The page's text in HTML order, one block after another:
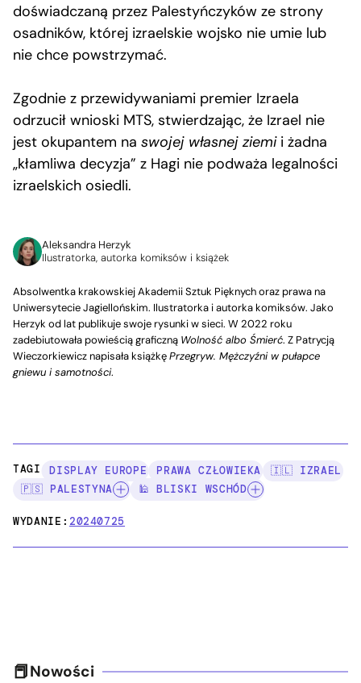
doświadczaną przez Palestyńczyków ze strony
osadników, której izraelskie wojsko nie umie lub
nie chce powstrzymać.
Zgodnie z przewidywaniami premier Izraela
odrzucił wnioski MTS, stwierdzając, że Izrael nie
jest okupantem na swojej własnej ziemii żadna
„kłamliwa decyzja” z Hagi nie podważa legalności
izraelskich osiedli.
Aleksandra Herzyk
Ilustratorka, autorka komiksów i książek
Absolwentka krakowskiej Akademii Sztuk Pięknych oraz prawa na
Uniwersytecie Jagiellońskim. Ilustratorka i autorka komiksów. Jako
Herzyk od lat publikuje swoje rysunki w sieci. W 2022 roku
zadebiutowała powieścią graficzną Wolność albo Śmierć. Z Patrycją
Wieczorkiewicz napisała książkęPrzegryw. Mężczyźni w pułapce
gniewu i samotności.
TAGI: DISPLAY EUROPE PRAWA CZŁOWIEKA
🇮🇱 IZRAEL
🇵🇸 PALESTYNA
🕌 BLISKI WSCHÓD
WYDANIE:20240725
Nowości